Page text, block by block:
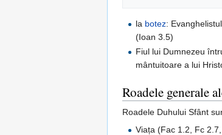
la botez: Evanghelistul
(Ioan 3.5)
Fiul lui Dumnezeu
mântuitoare a lui
Roadele generale
Roadele Duhului Sfânt
Viața (Fac 1.2, Fc